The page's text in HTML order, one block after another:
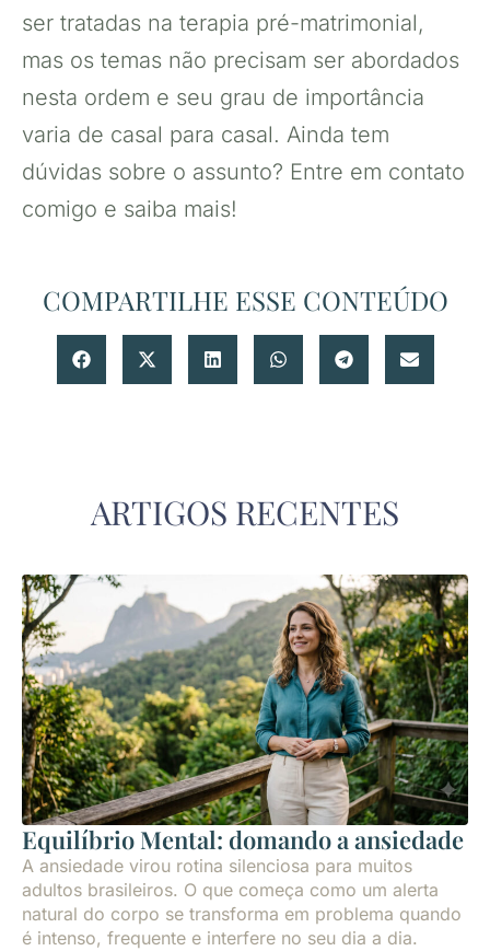
ser tratadas na terapia pré-matrimonial,
mas os temas não precisam ser abordados
nesta ordem e seu grau de importância
varia de casal para casal. Ainda tem
dúvidas sobre o assunto? Entre em contato
comigo e saiba mais!
COMPARTILHE ESSE CONTEÚDO
ARTIGOS RECENTES
Equilíbrio Mental: domando a ansiedade
A ansiedade virou rotina silenciosa para muitos
adultos brasileiros. O que começa como um alerta
natural do corpo se transforma em problema quando
é intenso, frequente e interfere no seu dia a dia.